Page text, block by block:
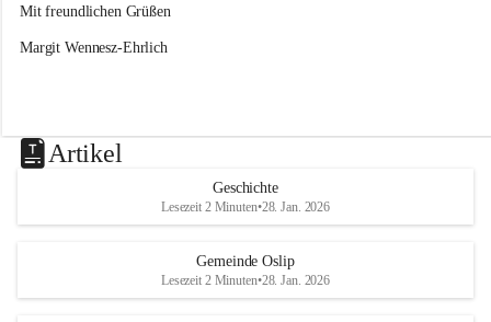
Mit freundlichen Grüßen
Margit Wennesz-Ehrlich
Artikel
Geschichte
Lesezeit 2 Minuten•28. Jan. 2026
Gemeinde Oslip
Lesezeit 2 Minuten•28. Jan. 2026